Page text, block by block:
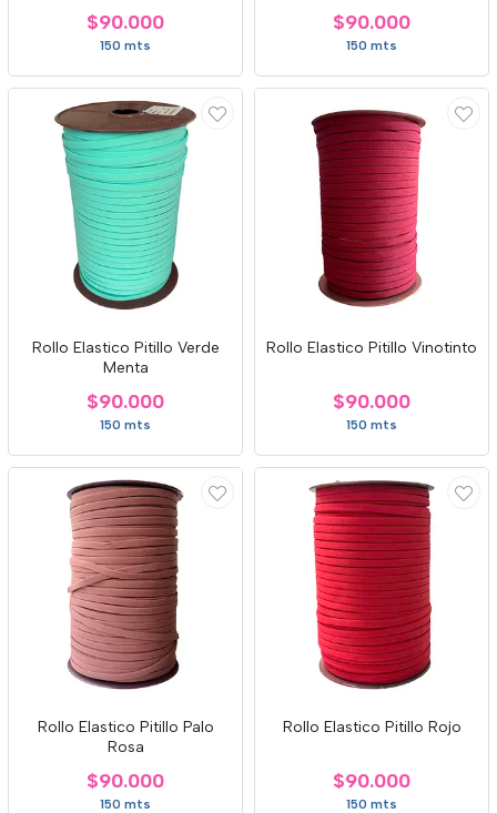
$90.000
150 mts
$90.000
150 mts
Rollo Elastico Pitillo Verde
Menta
$90.000
150 mts
Rollo Elastico Pitillo Vinotinto
$90.000
150 mts
Rollo Elastico Pitillo Palo
Rosa
$90.000
150 mts
Rollo Elastico Pitillo Rojo
$90.000
150 mts